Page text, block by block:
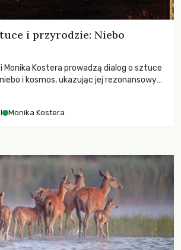
i przyrodzie: Niebo
Monika Kostera prowadzą dialog o sztuce
i kosmos, ukazując jej rezonansowy
Monika Kostera